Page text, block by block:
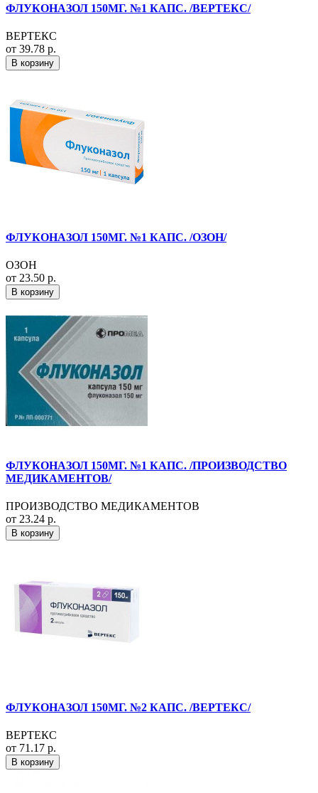
ФЛУКОНАЗОЛ 150МГ. №1 КАПС. /ВЕРТЕКС/
ВЕРТЕКС
от 39.78 р.
В корзину
ФЛУКОНАЗОЛ 150МГ. №1 КАПС. /ОЗОН/
ОЗОН
от 23.50 р.
В корзину
ФЛУКОНАЗОЛ 150МГ. №1 КАПС. /ПРОИЗВОДСТВО
МЕДИКАМЕНТОВ/
ПРОИЗВОДСТВО МЕДИКАМЕНТОВ
от 23.24 р.
В корзину
ФЛУКОНАЗОЛ 150МГ. №2 КАПС. /ВЕРТЕКС/
ВЕРТЕКС
от 71.17 р.
В корзину